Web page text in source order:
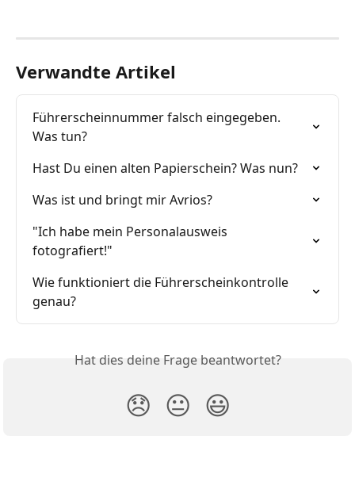
Verwandte Artikel
Führerscheinnummer falsch eingegeben.
Was tun?
Hast Du einen alten Papierschein? Was nun?
Was ist und bringt mir Avrios?
"Ich habe mein Personalausweis
fotografiert!"
Wie funktioniert die Führerscheinkontrolle
genau?
Hat dies deine Frage beantwortet?
😞 😐 😃